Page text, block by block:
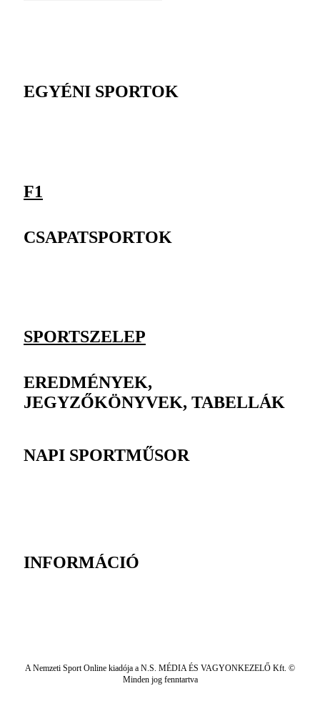
EGYÉNI SPORTOK
F1
CSAPATSPORTOK
SPORTSZELEP
EREDMÉNYEK,
JEGYZŐKÖNYVEK, TABELLÁK
NAPI SPORTMŰSOR
INFORMÁCIÓ
A Nemzeti Sport Online kiadója a N.S. MÉDIA ÉS VAGYONKEZELŐ Kft. ©
Minden jog fenntartva